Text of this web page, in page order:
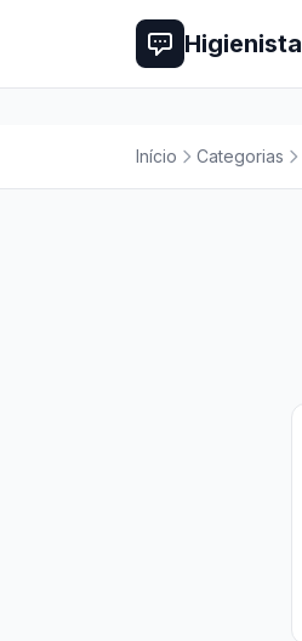
Higienista
Início Categorias